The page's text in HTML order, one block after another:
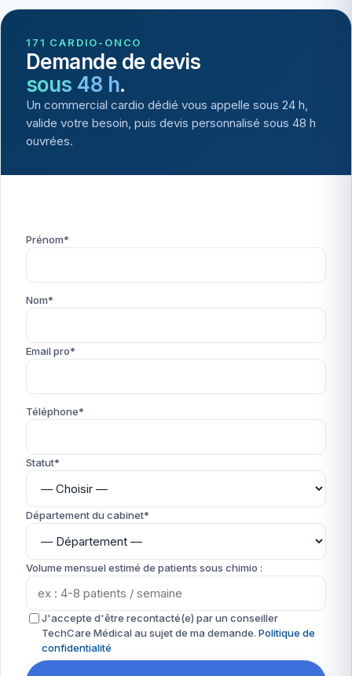
171 CARDIO-ONCO
Demande de devis
sous 48 h.
Un commercial cardio dédié vous appelle sous 24 h,
valide votre besoin, puis devis personnalisé sous 48 h
ouvrées.
Prénom*
Nom*
Email pro*
Téléphone*
Statut*
Département du cabinet*
Volume mensuel estimé de patients sous chimio :
J'accepte d'être recontacté(e) par un conseiller
TechCare Médical au sujet de ma demande. Politique de
confidentialité